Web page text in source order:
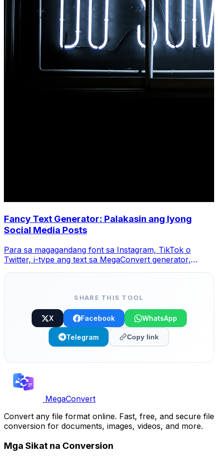
Fancy Text Generator: Palakasin ang Iyong
Social Media Posts
Para sa magagandang font sa Instagram, TikTok o
Twitter, i-type ang text sa MegaConvert generator,
SHARE THIS TOOL
X Facebook WhatsApp
Telegram Copy link
MegaConvert
Convert any file format online. Fast, free, and secure file
conversion for documents, images, videos, and more.
Mga Sikat na Conversion